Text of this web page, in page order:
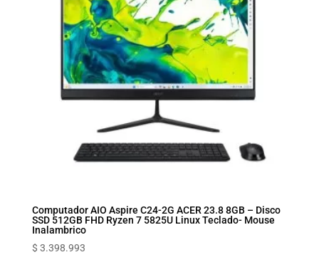
Computador AIO Aspire C24-2G ACER 23.8 8GB – Disco
SSD 512GB FHD Ryzen 7 5825U Linux Teclado- Mouse
Inalambrico
$ 3.398.993